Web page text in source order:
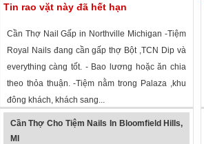
Tin rao vặt này đã hết hạn
Cần Thợ Nail Gấp in Northville Michigan -Tiệm
Royal Nails đang cần gấp thợ Bột ,TCN Dip và
everything càng tốt. - Bao lương hoặc ăn chia
theo thỏa thuận. -Tiệm nằm trong Palaza ,khu
đông khách, khách sang...
Cần Thợ Cho Tiệm Nails In Bloomfield Hills,
MI